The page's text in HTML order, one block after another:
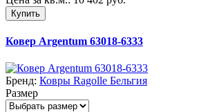
Купить
Ковер Argentum 63018-6333
Бренд: Ковры Ragolle Бельгия
Размер